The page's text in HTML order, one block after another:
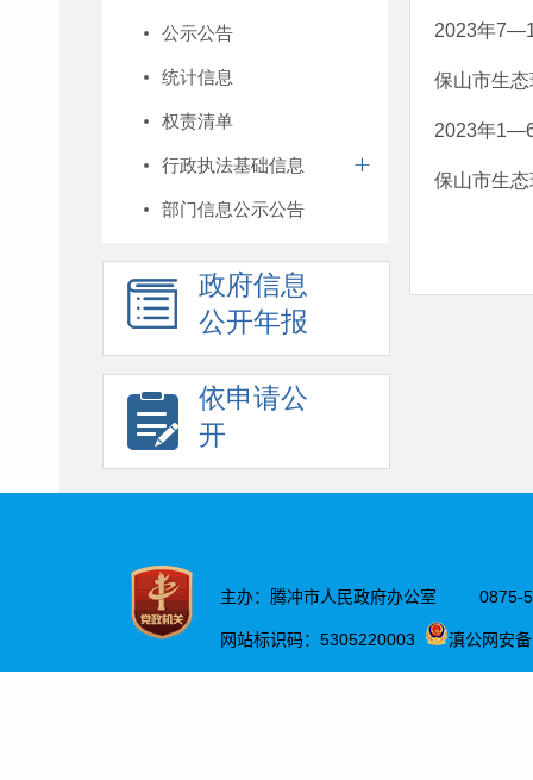
公示公告
统计信息
权责清单
行政执法基础信息
部门信息公示公告
政府信息
公开年报
依申请公
开
2023年
保山市生
2023年
保山市生